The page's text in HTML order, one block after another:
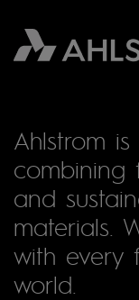
Ahlstrom
combining
and
materials.
with every
world.